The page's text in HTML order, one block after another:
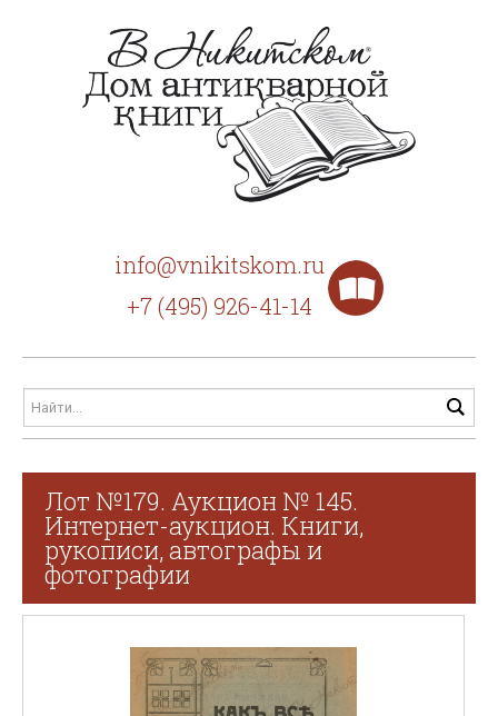
info@vnikitskom.ru
+7 (495) 926-41-14
Лот №179. Аукцион № 145.
Интернет-аукцион. Книги,
рукописи, автографы и
фотографии